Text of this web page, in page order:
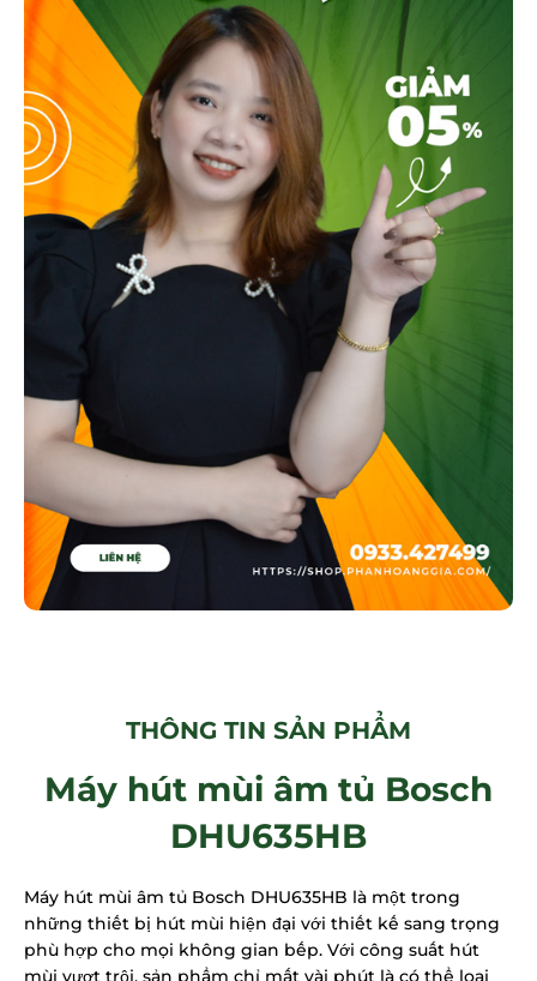
THÔNG TIN SẢN PHẨM
Máy hút mùi âm tủ Bosch
DHU635HB
Máy hút mùi âm tủ Bosch DHU635HB là một trong
những thiết bị hút mùi hiện đại với thiết kế sang trọng
phù hợp cho mọi không gian bếp. Với công suất hút
mùi vượt trội, sản phẩm chỉ mất vài phút là có thể loại